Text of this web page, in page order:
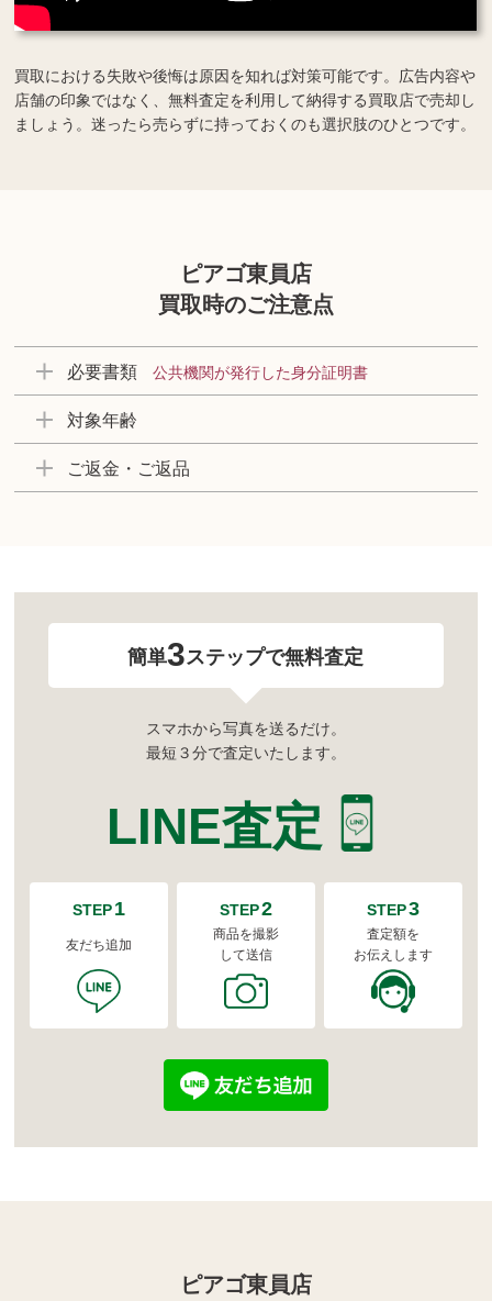
買取における失敗や後悔は原因を知れば対策可能です。広告内容や
店舗の印象ではなく、無料査定を利用して納得する買取店で売却し
ましょう。迷ったら売らずに持っておくのも選択肢のひとつです。
ピアゴ東員店
買取時のご注意点
必要書類 公共機関が発行した身分証明書
対象年齢
ご返金・ご返品
簡単3ステップで無料査定
スマホから写真を送るだけ。
最短３分で査定いたします。
LINE査定
STEP1
友だち追加
STEP2
商品を撮影
して送信
STEP3
査定額を
お伝えします
ピアゴ東員店